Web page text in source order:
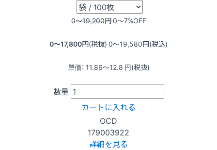
0〜19,200円0〜7%OFF
0〜17,800円(税抜) 0〜19,580円(税込)
単価： 11.86〜12.8 円(税抜)
数量
カートに入れる
OCD
179003922
詳細を見る